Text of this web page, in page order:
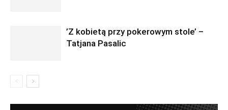
’Z kobietą przy pokerowym stole’ –
Tatjana Pasalic